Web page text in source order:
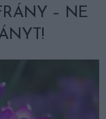
– NE